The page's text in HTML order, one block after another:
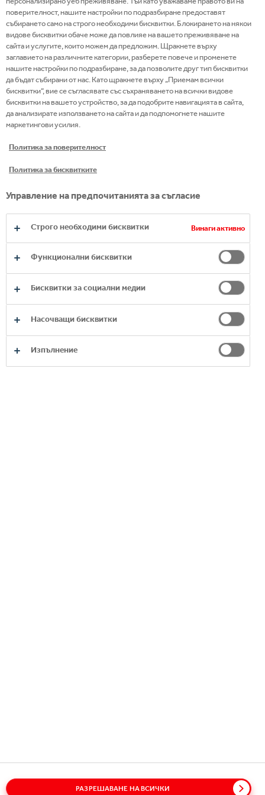
Нашето портфолио е едно от най-силните, най-
широките и най-гъвкавите в индустрията на
напитките, като предлага водещи потребителски
марки в повече от 10 категории. Имаме продукт за
всеки повод – по всяко време на денонощието!
Разгледайте нашето 24/7 портфолио и открийте
кой ще бъде вашият следващ избор.
НАШИТЕ
ПРОДУКТИ A-Z
поверителност, нашите настройки по подразбиране предоставят
събирането само на строго необходими бисквитки. Блокирането на някои
видове бисквитки обаче може да повлияе на вашето преживяване на
сайта и услугите, които можем да предложим. Щракнете върху
заглавието на различните категории, разберете повече и променете
нашите настройки по подразбиране, за да позволите друг тип бисквитки
да бъдат събирани от нас. Като щракнете върху „Приемам всички
бисквитки“, вие се съгласявате със съхраняването на всички видове
бисквитки на вашето устройство, за да подобрите навигацията в сайта,
да анализирате използването на сайта и да подпомогнете нашите
маркетингови усилия.
Политика за поверителност
Политика за бисквитките
Управление на предпочитанията за съгласие
Строго необходими бисквитки Винаги активно
Функционални бисквитки
Бисквитки за социални медии
Насочващи бисквитки
Изпълнение
РАЗРЕШАВАНЕ НА ВСИЧКИ